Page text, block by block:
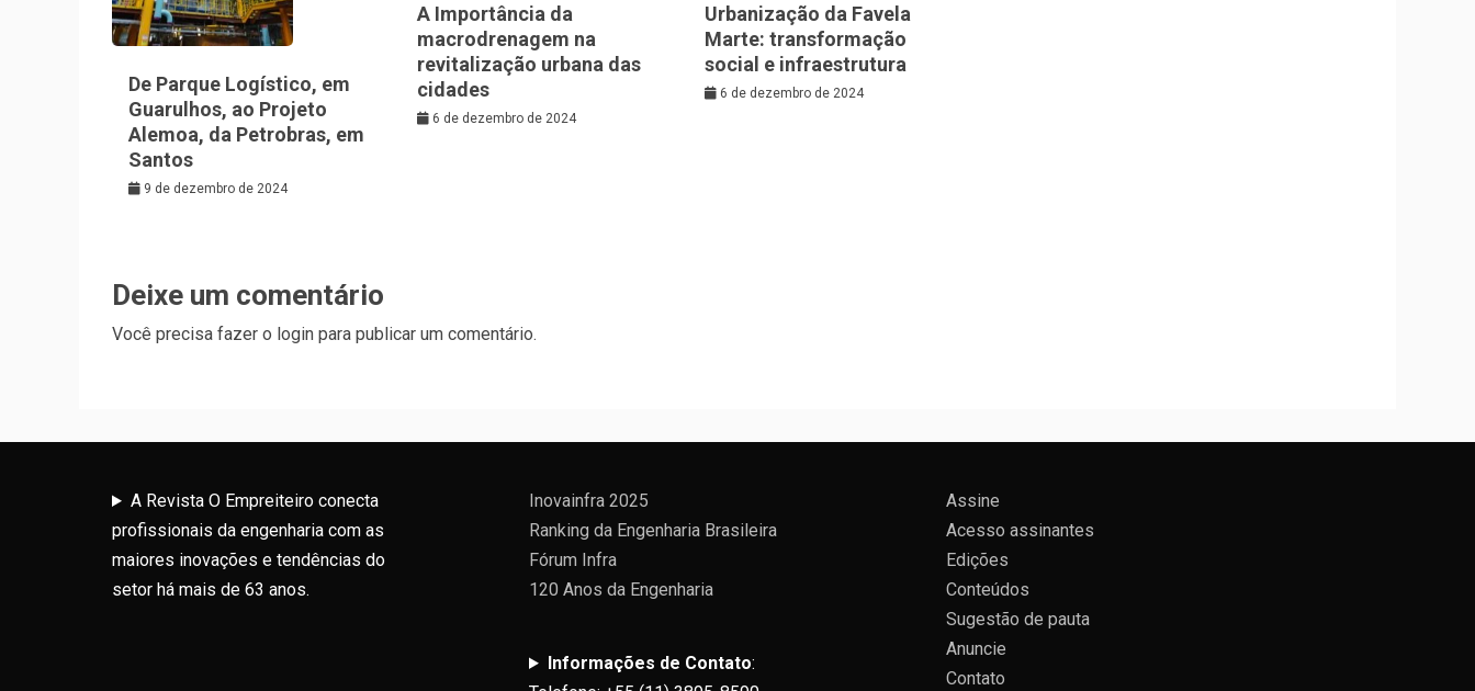
De Parque Logístico, em
Guarulhos, ao Projeto
Alemoa, da Petrobras, em
Santos
9 de dezembro de 2024
A Importância da
macrodrenagem na
revitalização urbana das
cidades
6 de dezembro de 2024
Urbanização da Favela
Marte: transformação
social e infraestrutura
6 de dezembro de 2024
Deixe um comentário
Você precisa fazer o login para publicar um comentário.
A Revista O Empreiteiro conecta
profissionais da engenharia com as
maiores inovações e tendências do
setor há mais de 63 anos.
Inovainfra 2025
Ranking da Engenharia Brasileira
Fórum Infra
120 Anos da Engenharia
Informações de Contato:
Assine
Acesso assinantes
Edições
Conteúdos
Sugestão de pauta
Anuncie
Contato